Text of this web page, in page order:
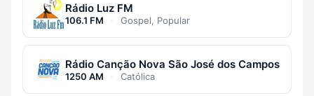
Rádio Luz FM
106.1 FM · Gospel, Popular
Rádio Canção Nova São José dos Campos
1250 AM · Católica